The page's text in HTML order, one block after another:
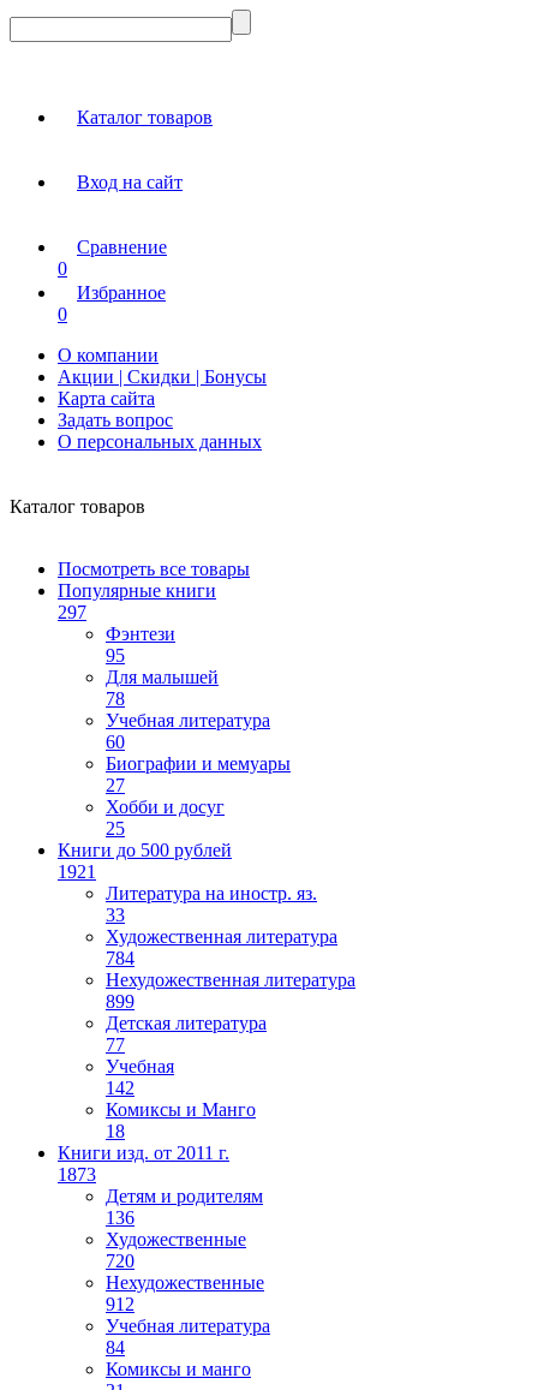
Каталог товаров
Вход на сайт
Сравнение
0
Избранное
0
О компании
Акции | Скидки | Бонусы
Карта сайта
Задать вопрос
О персональных данных
Каталог товаров
Посмотреть все товары
Популярные книги
297
Фэнтези
95
Для малышей
78
Учебная литература
60
Биографии и мемуары
27
Хобби и досуг
25
Книги до 500 рублей
1921
Литература на иностр. яз.
33
Художественная литература
784
Нехудожественная литература
899
Детская литература
77
Учебная
142
Комиксы и Манго
18
Книги изд. от 2011 г.
1873
Детям и родителям
136
Художественные
720
Нехудожественные
912
Учебная литература
84
Комиксы и манго